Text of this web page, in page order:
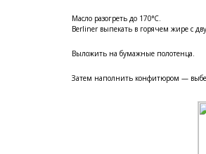
Масло разогреть до 170°С.
Berliner выпекать в горячем жире с
Выложить на бумажные полотенца.
Затем наполнить конфитюром —